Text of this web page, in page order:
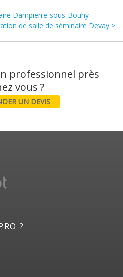
Dampierre-sous-Bouhy
de salle de séminaire Devay >
professionnel près
UN DEVIS
?